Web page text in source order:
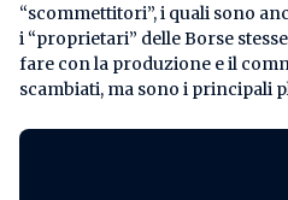
“scommettitori”, i quali sono
i “proprietari” delle Borse
fare con la produzione e il
scambiati, ma sono i principali